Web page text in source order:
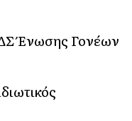
Ένωσης Γονέων